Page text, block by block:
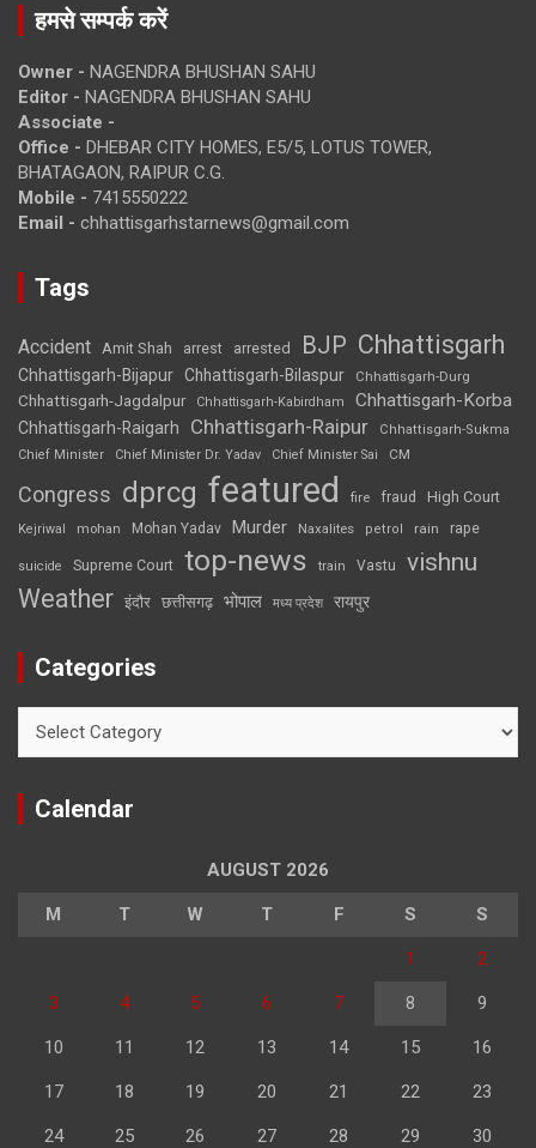
हमसे सम्पर्क करें
Owner - NAGENDRA BHUSHAN SAHU
Editor - NAGENDRA BHUSHAN SAHU
Associate -
Office - DHEBAR CITY HOMES, E5/5, LOTUS TOWER,
BHATAGAON, RAIPUR C.G.
Mobile - 7415550222
Email - chhattisgarhstarnews@gmail.com
Tags
Accident Amit Shah arrest arrested BJP Chhattisgarh
Chhattisgarh-Bijapur Chhattisgarh-Bilaspur Chhattisgarh-Durg
Chhattisgarh-Jagdalpur Chhattisgarh-Kabirdham Chhattisgarh-Korba
Chhattisgarh-Raigarh Chhattisgarh-Raipur
Chhattisgarh-Sukma
Chief Minister
Chief Minister Dr. Yadav Chief Minister Sai CM
Congress dprcg featured fire fraud High Court
Kejriwal mohan Mohan Yadav Murder Naxalites petrol rain rape
suicide Supreme Court top-news train Vastu vishnu
Weather इंदौर छत्तीसगढ़ भोपाल मध्य प्रदेश रायपुर
Categories
Calendar
AUGUST 2026
M T W T F S S
1 2
3 4 5 6 7 8 9
10 11 12 13 14 15 16
17 18 19 20 21 22 23
24 25 26 27 28 29 30